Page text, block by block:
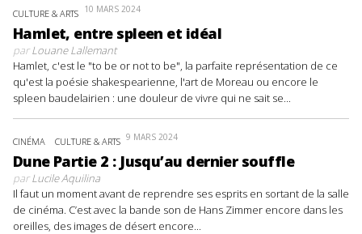
CULTURE & ARTS 10 MARS 2024
Hamlet, entre spleen et idéal
parLouane Lallemant
Hamlet, c'est le "to be or not to be", la parfaite représentation de ce
qu'est la poésie shakespearienne, l'art de Moreau ou encore le
spleen baudelairien : une douleur de vivre qui ne sait se...
CINÉMA CULTURE & ARTS 9 MARS 2024
Dune Partie 2 : Jusqu’au dernier souffle
parLucile Aquilina
Il faut un moment avant de reprendre ses esprits en sortant de la salle
de cinéma. C’est avec la bande son de Hans Zimmer encore dans les
oreilles, des images de désert encore...